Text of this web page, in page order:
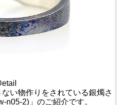
い物作りをされている銀燭さ
n05-2)」のご紹介です。